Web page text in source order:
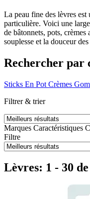
La peau fine des lèvres est
particulière. Voici une
de bâtonnets, pots, crèmes
souplesse et la douceur
Rechercher par
Sticks En Pot Crèmes
Filtrer & trier
Marques Caractéristiques
Filtre
Lèvres: 1 - 30